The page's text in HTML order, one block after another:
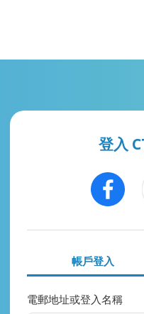
登入
帳戶登入
電郵地址或登入名稱